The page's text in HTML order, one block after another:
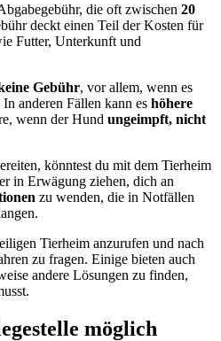
die oft zwischen 20
deckt einen Teil der Kosten für
Futter, Unterkunft und
Gebühr, vor allem, wenn es
In anderen Fällen kann es höhere
wenn der Hund ungeimpft, nicht
könntest du mit dem Tierheim
in Erwägung ziehen, dich an
zu wenden, die in Notfällen
Tierheim anzurufen und nach
zu fragen. Einige bieten auch
andere Lösungen zu finden,
möglich